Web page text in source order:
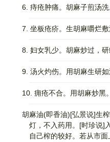
6. 痔疮肿痛。胡麻子煎汤洗
7. 坐板疮疥。生胡麻嚼烂敷
8. 妇女乳少。胡麻炒过，研
9. 汤火灼伤。用胡麻生研如
10. 痈疮不合。用胡麻炒黑。
胡麻油(即香油)[弘景说]生榨
灯，不入药用。[时珍说]
自己榨的较好。若从市